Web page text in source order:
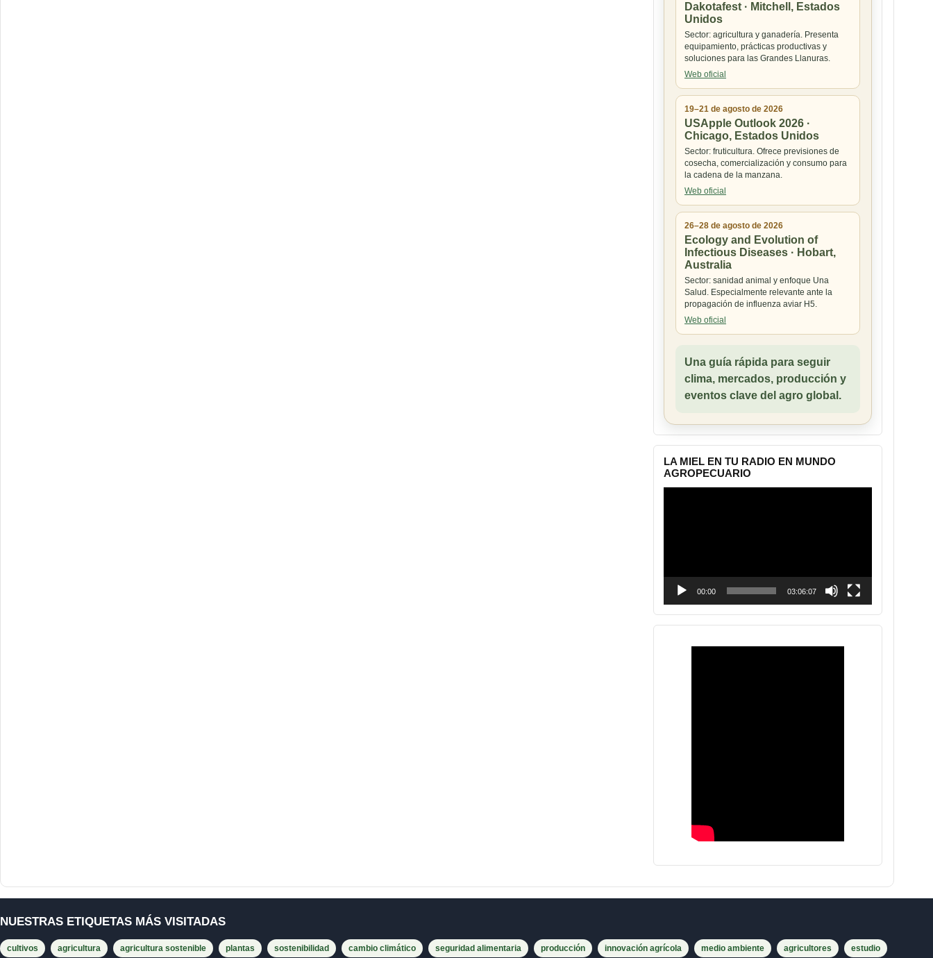
Dakotafest · Mitchell, Estados
Unidos
Sector: agricultura y ganadería. Presenta
equipamiento, prácticas productivas y
soluciones para las Grandes Llanuras.
Web oficial
19–21 de agosto de 2026
USApple Outlook 2026 ·
Chicago, Estados Unidos
Sector: fruticultura. Ofrece previsiones de
cosecha, comercialización y consumo para
la cadena de la manzana.
Web oficial
26–28 de agosto de 2026
Ecology and Evolution of
Infectious Diseases · Hobart,
Australia
Sector: sanidad animal y enfoque Una
Salud. Especialmente relevante ante la
propagación de influenza aviar H5.
Web oficial
Una guía rápida para seguir
clima, mercados, producción y
eventos clave del agro global.
LA MIEL EN TU RADIO EN MUNDO
AGROPECUARIO
00:00 03:06:07
NUESTRAS ETIQUETAS MÁS VISITADAS
cultivos agricultura agricultura sostenible plantas sostenibilidad cambio climático seguridad alimentaria producción innovación agrícola medio ambiente agricultores estudio